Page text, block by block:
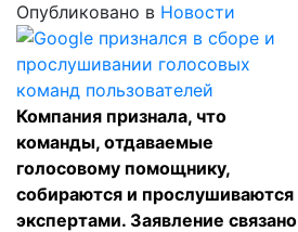
Опубликовано в Новости
Компания признала, что
команды, отдаваемые
голосовому помощнику,
собираются и прослушиваются
экспертами. Заявление связано